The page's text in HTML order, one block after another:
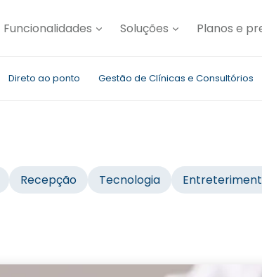
Funcionalidades Soluções Planos e
Direto ao ponto Gestão de Clínicas e Consultórios
Recepção Tecnologia